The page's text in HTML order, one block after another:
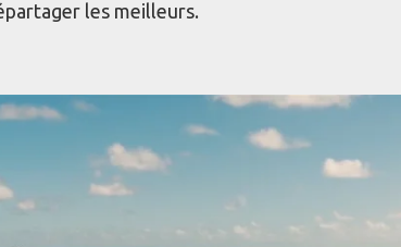
les meilleurs.